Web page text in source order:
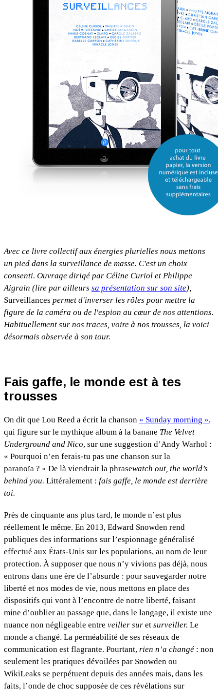
Avec ce livre collectif aux énergies plurielles nous mettons
un pied dans la surveillance de masse. C'est un choix
consenti. Ouvrage dirigé par Céline Curiol et Philippe
Aigrain (lire par ailleurs sa présentation sur son site),
Surveillances permet d'inverser les rôles pour mettre la
figure de la caméra ou de l'espion au cœur de nos attentions.
Habituellement sur nos traces, voire à nos trousses, la voici
désormais observée à son tour.
Fais gaffe, le monde est à tes
trousses
On dit que Lou Reed a écrit la chanson « Sunday morning »,
qui figure sur le mythique album à la banane The Velvet
Underground and Nico, sur une suggestion d’Andy Warhol :
« Pourquoi n’en ferais-tu pas une chanson sur la
paranoïa ? » De là viendrait la phrasewatch out, the world’s
behind you. Littéralement : fais gaffe, le monde est derrière
toi.
Près de cinquante ans plus tard, le monde n’est plus
réellement le même. En 2013, Edward Snowden rend
publiques des informations sur l’espionnage généralisé
effectué aux États-Unis sur les populations, au nom de leur
protection. À supposer que nous n’y vivions pas déjà, nous
entrons dans une ère de l’absurde : pour sauvegarder notre
liberté et nos modes de vie, nous mettons en place des
dispositifs qui vont à l’encontre de notre liberté, faisant
mine d’oublier au passage que, dans le langage, il existe une
nuance non négligeable entre veiller sur et surveiller. Le
monde a changé. La perméabilité de ses réseaux de
communication est flagrante. Pourtant, rien n’a changé : non
seulement les pratiques dévoilées par Snowden ou
WikiLeaks se perpétuent depuis des années mais, dans les
faits, l’onde de choc supposée de ces révélations sur